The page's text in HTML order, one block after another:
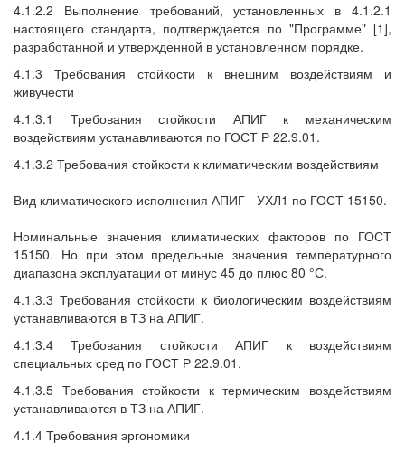
4.1.2.2 Выполнение требований, установленных в 4.1.2.1
настоящего стандарта, подтверждается по "Программе" [1],
разработанной и утвержденной в установленном порядке.
4.1.3 Требования стойкости к внешним воздействиям и
живучести
4.1.3.1 Требования стойкости АПИГ к механическим
воздействиям устанавливаются по ГОСТ Р 22.9.01.
4.1.3.2 Требования стойкости к климатическим воздействиям
Вид климатического исполнения АПИГ - УХЛ1 по ГОСТ 15150.
Номинальные значения климатических факторов по ГОСТ
15150. Но при этом предельные значения температурного
диапазона эксплуатации от минус 45 до плюс 80 °С.
4.1.3.3 Требования стойкости к биологическим воздействиям
устанавливаются в ТЗ на АПИГ.
4.1.3.4 Требования стойкости АПИГ к воздействиям
специальных сред по ГОСТ Р 22.9.01.
4.1.3.5 Требования стойкости к термическим воздействиям
устанавливаются в ТЗ на АПИГ.
4.1.4 Требования эргономики